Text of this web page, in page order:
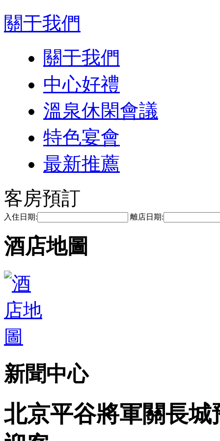
關于我們
關于我們
中心好禮
溫泉休閑會議
特色宴會
最新推薦
客房預訂
入住日期: 離店日期:
酒店地圖
新聞中心
北京平谷將軍關長城